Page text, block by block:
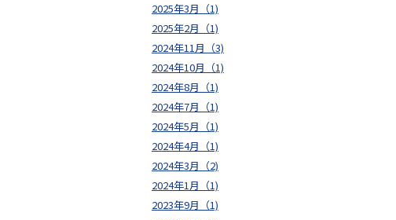
2025年3月（1)
2025年2月（1)
2024年11月（3)
2024年10月（1)
2024年8月（1)
2024年7月（1)
2024年5月（1)
2024年4月（1)
2024年3月（2)
2024年1月（1)
2023年9月（1)